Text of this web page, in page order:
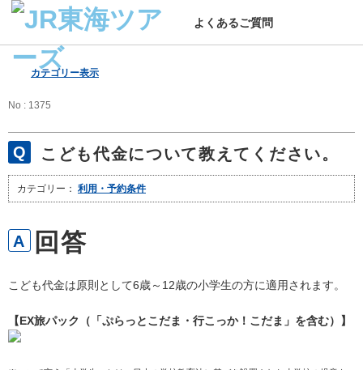
よくあるご質問
カテゴリー表示
No : 1375
こども代金について教えてください。
カテゴリー： 利用・予約条件
こども代金は原則として6歳～12歳の小学生の方に適用されます。
【EX旅パック（「ぷらっとこだま・行こっか！こだま」を含む）】